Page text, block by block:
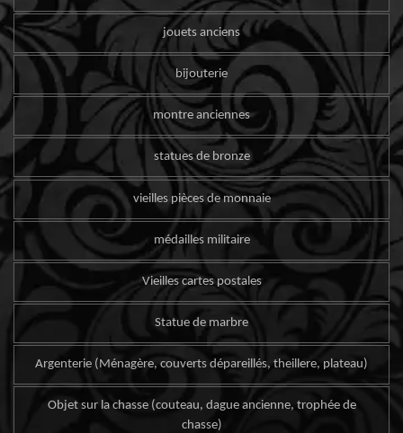
jouets anciens
bijouterie
montre anciennes
statues de bronze
vieilles pièces de monnaie
médailles militaire
Vieilles cartes postales
Statue de marbre
Argenterie (Ménagère, couverts dépareillés, theillere, plateau)
Objet sur la chasse (couteau, dague ancienne, trophée de
chasse)